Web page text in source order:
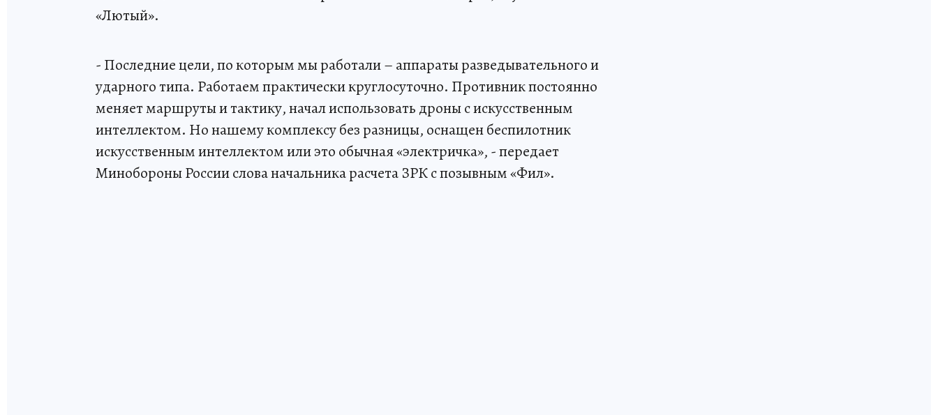
«Лютый».
- Последние цели, по которым мы работали – аппараты разведывательного и
ударного типа. Работаем практически круглосуточно. Противник постоянно
меняет маршруты и тактику, начал использовать дроны с искусственным
интеллектом. Но нашему комплексу без разницы, оснащен беспилотник
искусственным интеллектом или это обычная «электричка», - передает
Минобороны России слова начальника расчета ЗРК с позывным «Фил».